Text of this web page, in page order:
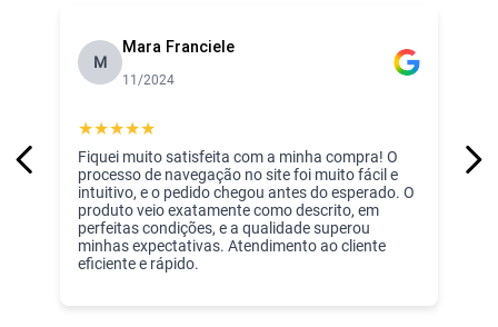
M
Mara Franciele
11/2024
★★★★★
Fiquei muito satisfeita com a minha compra! O
processo de navegação no site foi muito fácil e
intuitivo, e o pedido chegou antes do esperado. O
produto veio exatamente como descrito, em
perfeitas condições, e a qualidade superou
minhas expectativas. Atendimento ao cliente
eficiente e rápido.